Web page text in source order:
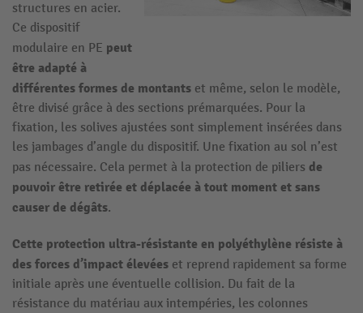
structures en acier.
Ce dispositif
modulaire en PE peut
être adapté à
différentes formes de montants et même, selon le modèle,
être divisé grâce à des sections prémarquées. Pour la
fixation, les solives ajustées sont simplement insérées dans
les jambages d’angle du dispositif. Une fixation au sol n’est
pas nécessaire. Cela permet à la protection de piliers de
pouvoir être retirée et déplacée à tout moment et sans
causer de dégâts.
Cette protection ultra-résistante en polyéthylène résiste à
des forces d’impact élevées et reprend rapidement sa forme
initiale après une éventuelle collision. Du fait de la
résistance du matériau aux intempéries, les colonnes